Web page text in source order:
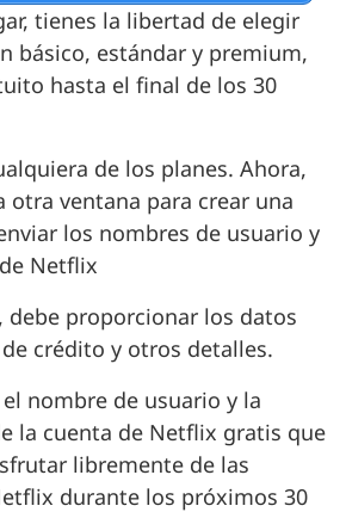
tienes la libertad de elegir
básico, estándar y premium,
hasta el final de los 30
de los planes. Ahora,
otra ventana para crear una
los nombres de usuario y
Netflix
debe proporcionar los datos
crédito y otros detalles.
nombre de usuario y la
la cuenta de Netflix gratis que
libremente de las
durante los próximos 30